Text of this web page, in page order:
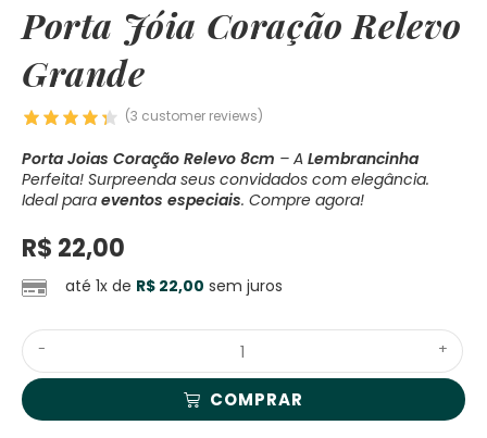
Porta Jóia Coração Relevo
Grande
(3 customer reviews)
Porta Joias Coração Relevo 8cm – A Lembrancinha
Perfeita! Surpreenda seus convidados com elegância.
Ideal para eventos especiais. Compre agora!
R$ 22,00
até 1x de R$ 22,00 sem juros
- +
COMPRAR